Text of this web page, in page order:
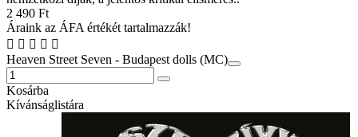
2 490 Ft
Áraink az ÁFA értékét tartalmazzák!
Heaven Street Seven - Budapest dolls (MC)
Kosárba
Kívánságlistára